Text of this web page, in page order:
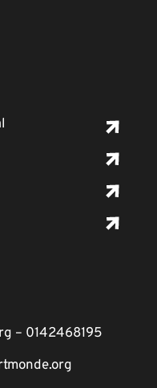
– 0142468195